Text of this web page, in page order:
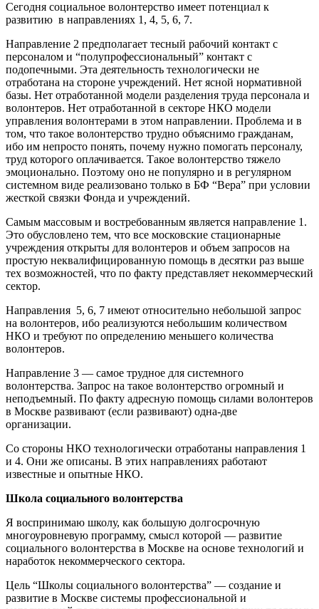
Сегодня социальное волонтерство имеет потенциал к
развитию в направлениях 1, 4, 5, 6, 7.
Направление 2 предполагает тесный рабочий контакт с
персоналом и “полупрофессиональный” контакт с
подопечными. Эта деятельность технологически не
отработана на стороне учреждений. Нет ясной нормативной
базы. Нет отработанной модели разделения труда персонала и
волонтеров. Нет отработанной в секторе НКО модели
управления волонтерами в этом направлении. Проблема и в
том, что такое волонтерство трудно объяснимо гражданам,
ибо им непросто понять, почему нужно помогать персоналу,
труд которого оплачивается. Такое волонтерство тяжело
эмоционально. Поэтому оно не популярно и в регулярном
системном виде реализовано только в БФ “Вера” при условии
жесткой связки Фонда и учреждений.
Самым массовым и востребованным является направление 1.
Это обусловлено тем, что все московские стационарные
учреждения открыты для волонтеров и объем запросов на
простую неквалифицированную помощь в десятки раз выше
тех возможностей, что по факту представляет некоммерческий
сектор.
Направления 5, 6, 7 имеют относительно небольшой запрос
на волонтеров, ибо реализуются небольшим количеством
НКО и требуют по определению меньшего количества
волонтеров.
Направление 3 — самое трудное для системного
волонтерства. Запрос на такое волонтерство огромный и
неподъемный. По факту адресную помощь силами волонтеров
в Москве развивают (если развивают) одна-две
организации.
Со стороны НКО технологически отработаны направления 1
и 4. Они же описаны. В этих направлениях работают
известные и опытные НКО.
Школа социального волонтерства
Я воспринимаю школу, как большую долгосрочную
многоуровневую программу, смысл которой — развитие
социального волонтерства в Москве на основе технологий и
наработок некоммерческого сектора.
Цель “Школы социального волонтерства” — создание и
развитие в Москве системы профессиональной и